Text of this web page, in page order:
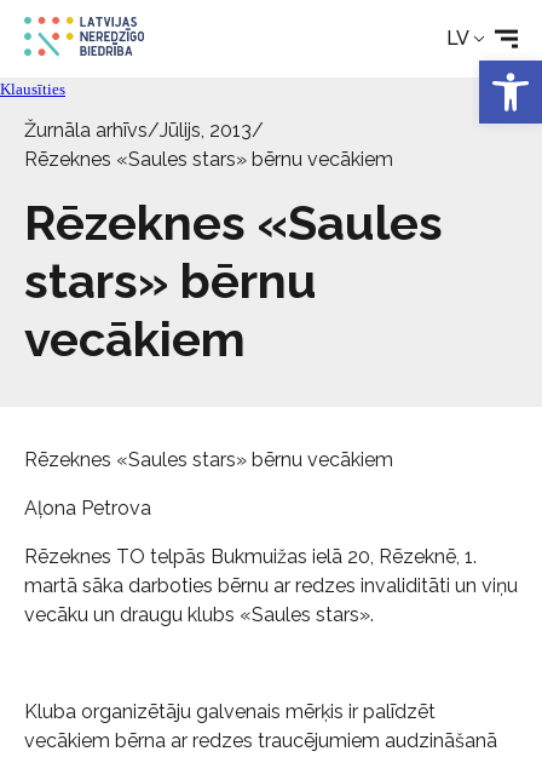
LV
Rehabilitācija
Tehniskie palīglīdzekļi
Aktualitātes
Pakalpojumi
Par biedrību
Klausīties
Žurnāla arhīvs/Jūlijs, 2013/
Rēzeknes «Saules stars» bērnu vecākiem
Rēzeknes «Saules
stars» bērnu
vecākiem
Rēzeknes «Saules stars» bērnu vecākiem
Aļona Petrova
Rēzeknes TO telpās Bukmuižas ielā 20, Rēzeknē, 1.
martā sāka darboties bērnu ar redzes invaliditāti un viņu
vecāku un draugu klubs «Saules stars».
Kluba organizētāju galvenais mērķis ir palīdzēt
vecākiem bērna ar redzes traucējumiem audzināšanā